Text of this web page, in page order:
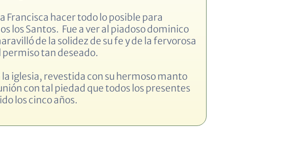
Francisca hacer todo lo posible para
los Santos. Fue a ver al piadoso dominico
de la solidez de su fe y de la fervorosa
tan deseado.
la iglesia, revestida con su hermoso manto
con tal piedad que todos los presentes
los cinco años.